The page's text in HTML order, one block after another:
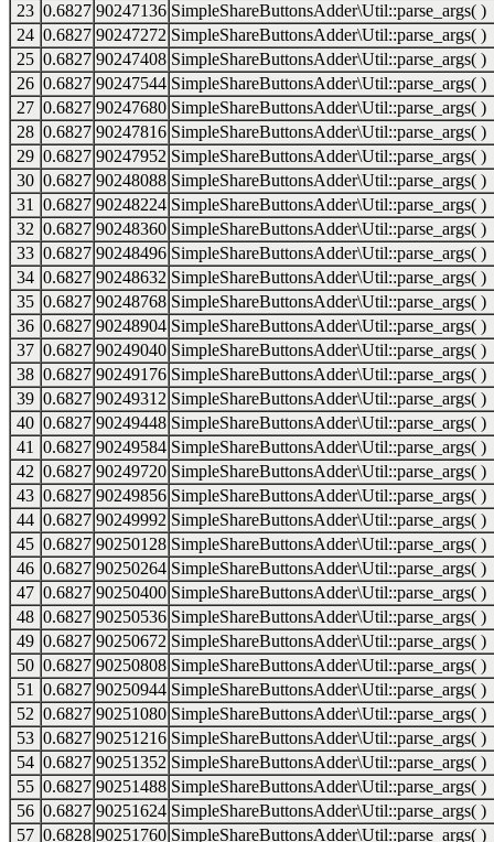
23 0.6827 90247136 SimpleShareButtonsAdder\Util::parse_args( )
24 0.6827 90247272 SimpleShareButtonsAdder\Util::parse_args( )
25 0.6827 90247408 SimpleShareButtonsAdder\Util::parse_args( )
26 0.6827 90247544 SimpleShareButtonsAdder\Util::parse_args( )
27 0.6827 90247680 SimpleShareButtonsAdder\Util::parse_args( )
28 0.6827 90247816 SimpleShareButtonsAdder\Util::parse_args( )
29 0.6827 90247952 SimpleShareButtonsAdder\Util::parse_args( )
30 0.6827 90248088 SimpleShareButtonsAdder\Util::parse_args( )
31
0.6827 90248224 SimpleShareButtonsAdder\Util::parse_args( )
32 0.6827 90248360 SimpleShareButtonsAdder\Util::parse_args( )
33 0.6827 90248496 SimpleShareButtonsAdder\Util::parse_args( )
34 0.6827 90248632 SimpleShareButtonsAdder\Util::parse_args( )
35 0.6827 90248768 SimpleShareButtonsAdder\Util::parse_args( )
36 0.6827 90248904 SimpleShareButtonsAdder\Util::parse_args( )
37 0.6827 90249040 SimpleShareButtonsAdder\Util::parse_args( )
38 0.6827 90249176 SimpleShareButtonsAdder\Util::parse_args( )
39 0.6827 90249312 SimpleShareButtonsAdder\Util::parse_args( )
40 0.6827 90249448 SimpleShareButtonsAdder\Util::parse_args( )
41
0.6827 90249584 SimpleShareButtonsAdder\Util::parse_args( )
42 0.6827 90249720 SimpleShareButtonsAdder\Util::parse_args( )
43 0.6827 90249856 SimpleShareButtonsAdder\Util::parse_args( )
44 0.6827 90249992 SimpleShareButtonsAdder\Util::parse_args( )
45 0.6827 90250128 SimpleShareButtonsAdder\Util::parse_args( )
46 0.6827 90250264 SimpleShareButtonsAdder\Util::parse_args( )
47 0.6827 90250400 SimpleShareButtonsAdder\Util::parse_args( )
48 0.6827 90250536 SimpleShareButtonsAdder\Util::parse_args( )
49 0.6827 90250672 SimpleShareButtonsAdder\Util::parse_args( )
50 0.6827 90250808 SimpleShareButtonsAdder\Util::parse_args( )
51
0.6827 90250944 SimpleShareButtonsAdder\Util::parse_args( )
52 0.6827 90251080 SimpleShareButtonsAdder\Util::parse_args( )
53 0.6827 90251216 SimpleShareButtonsAdder\Util::parse_args( )
54 0.6827 90251352 SimpleShareButtonsAdder\Util::parse_args( )
55 0.6827 90251488 SimpleShareButtonsAdder\Util::parse_args( )
56 0.6827 90251624 SimpleShareButtonsAdder\Util::parse_args( )
57 0.6828 90251760 SimpleShareButtonsAdder\Util::parse_args( )